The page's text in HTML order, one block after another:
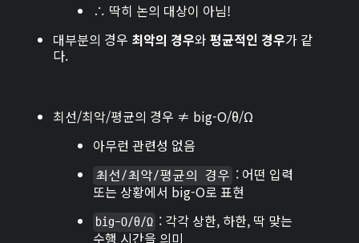
∴ 딱히 논의 대상이 아님!
대부분의 경우 최악의 경우와 평균적인 경우가 같
다.
최선/최악/평균의 경우 ≠ big-O/θ/Ω
아무런 관련성 없음
최선/최악/평균의 경우 : 어떤 입력
또는 상황에서 big-O로 표현
big-O/θ/Ω : 각각 상한, 하한, 딱 맞는
수행 시간을 의미